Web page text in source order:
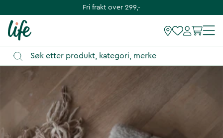
Fri frakt over 299,-